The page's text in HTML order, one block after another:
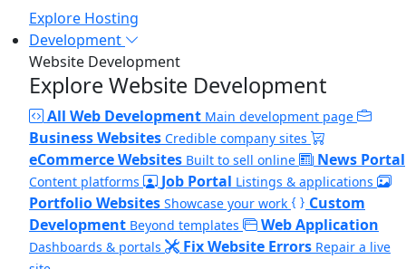
Explore Hosting
Development
Website Development
Explore Website Development
All Web Development Main development page
Business Websites Credible company sites
eCommerce Websites Built to sell online News Portal
Content platforms Job Portal Listings & applications
Portfolio Websites Showcase your work
Custom
Development Beyond templates Web Application
Dashboards & portals Fix Website Errors Repair a live